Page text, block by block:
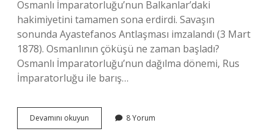
Osmanlı İmparatorluğu’nun Balkanlar’daki
hakimiyetini tamamen sona erdirdi. Savaşın
sonunda Ayastefanos Antlaşması imzalandı (3 Mart
1878). Osmanlının çöküşü ne zaman başladı?
Osmanlı İmparatorluğu’nun dağılma dönemi, Rus
İmparatorluğu ile barış…
Devamını okuyun Osmanlının
Ilk
8 Yorum